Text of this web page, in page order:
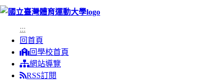
跳
:::
回首頁
回學校首頁
網站導覽
RSS訂閱